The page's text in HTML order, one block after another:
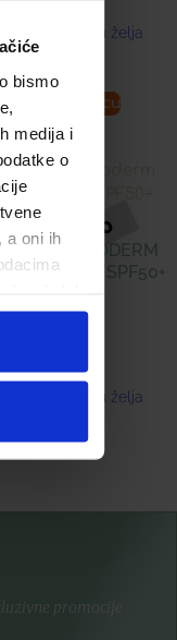
bismo
medija i
o
a oni ih
Dodaj u listu želja
u košaricu
PHOTODERM
SPREJ SPF50+
Dodaj u listu želja
Pročitaj više
promocije